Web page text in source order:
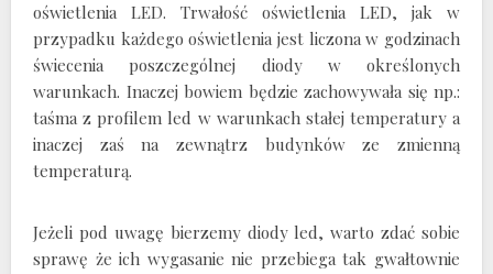
oświetlenia LED. Trwałość oświetlenia LED, jak w
przypadku każdego oświetlenia jest liczona w godzinach
świecenia poszczególnej diody w określonych
warunkach. Inaczej bowiem będzie zachowywała się np.:
taśma z profilem led w warunkach stałej temperatury a
inaczej zaś na zewnątrz budynków ze zmienną
temperaturą.
Jeżeli pod uwagę bierzemy diody led, warto zdać sobie
sprawę że ich wygasanie nie przebiega tak gwałtownie